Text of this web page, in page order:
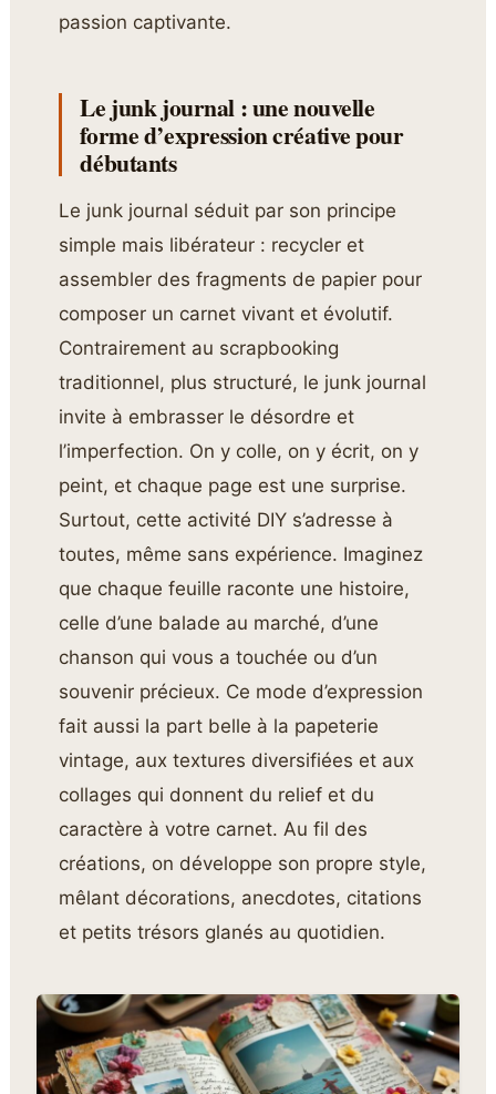
passion captivante.
Le junk journal : une nouvelle
forme d’expression créative pour
débutants
Le junk journal séduit par son principe
simple mais libérateur : recycler et
assembler des fragments de papier pour
composer un carnet vivant et évolutif.
Contrairement au scrapbooking
traditionnel, plus structuré, le junk journal
invite à embrasser le désordre et
l’imperfection. On y colle, on y écrit, on y
peint, et chaque page est une surprise.
Surtout, cette activité DIY s’adresse à
toutes, même sans expérience. Imaginez
que chaque feuille raconte une histoire,
celle d’une balade au marché, d’une
chanson qui vous a touchée ou d’un
souvenir précieux. Ce mode d’expression
fait aussi la part belle à la papeterie
vintage, aux textures diversifiées et aux
collages qui donnent du relief et du
caractère à votre carnet. Au fil des
créations, on développe son propre style,
mêlant décorations, anecdotes, citations
et petits trésors glanés au quotidien.